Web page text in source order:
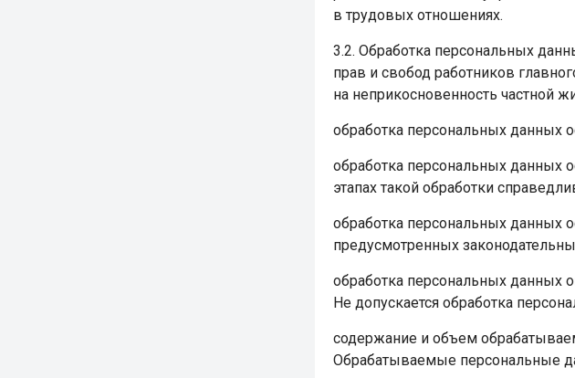
в трудовых отношениях.
3.2. Обработка персональных
прав и свобод работников
на неприкосновенность частной
обработка персональных данных
обработка персональных данных
этапах такой обработки
обработка персональных данных
предусмотренных
обработка персональных данных
Не допускается обработка
содержание и объем
Обрабатываемые персональные